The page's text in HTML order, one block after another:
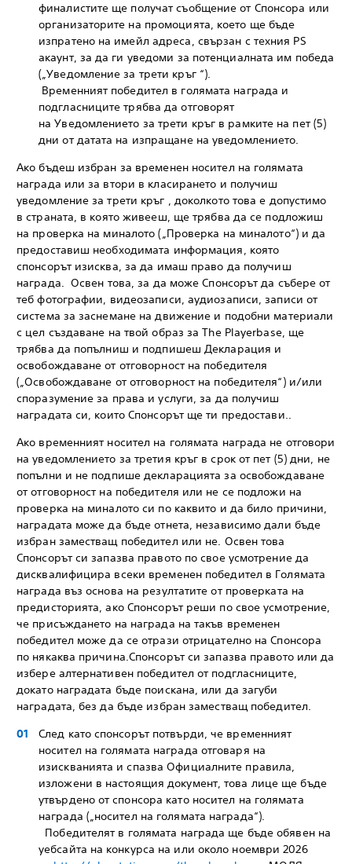
финалистите ще получат съобщение от Спонсора или
организаторите на промоцията, което ще бъде
изпратено на имейл адреса, свързан с техния PS
акаунт, за да ги уведоми за потенциалната им победа
(„Уведомление за трети кръг “).
Временният победител в голямата награда и
подгласниците трябва да отговорят
на Уведомлението за трети кръг в рамките на пет (5)
дни от датата на изпращане на уведомлението.
Ако бъдеш избран за временен носител на голямата
награда или за втори в класирането и получиш
уведомление за трети кръг , доколкото това е допустимо
в страната, в която живееш, ще трябва да се подложиш
на проверка на миналото („Проверка на миналото“) и да
предоставиш необходимата информация, която
спонсорът изисква, за да имаш право да получиш
награда. Освен това, за да може Спонсорът да събере от
теб фотографии, видеозаписи, аудиозаписи, записи от
система за заснемане на движение и подобни материали
с цел създаване на твой образ за The Playerbase, ще
трябва да попълниш и подпишеш Декларация и
освобождаване от отговорност на победителя
(„Освобождаване от отговорност на победителя“) и/или
споразумение за права и услуги, за да получиш
наградата си, които Спонсорът ще ти предостави..
Ако временният носител на голямата награда не отговори
на уведомлението за третия кръг в срок от пет (5) дни, не
попълни и не подпише декларацията за освобождаване
от отговорност на победителя или не се подложи на
проверка на миналото си по каквито и да било причини,
наградата може да бъде отнета, независимо дали бъде
избран заместващ победител или не. Освен това
Спонсорът си запазва правото по свое усмотрение да
дисквалифицира всеки временен победител в Голямата
награда въз основа на резултатите от проверката на
предисторията, ако Спонсорът реши по свое усмотрение,
че присъждането на награда на такъв временен
победител може да се отрази отрицателно на Спонсора
по някаква причина.Спонсорът си запазва правото или да
избере алтернативен победител от подгласниците,
докато наградата бъде поискана, или да загуби
наградата, без да бъде избран заместващ победител.
След като спонсорът потвърди, че временният
носител на голямата награда отговаря на
изискванията и спазва Официалните правила,
изложени в настоящия документ, това лице ще бъде
утвърдено от спонсора като носител на голямата
награда („носител на голямата награда“).
Победителят в голямата награда ще бъде обявен на
уебсайта на конкурса на или около ноември 2026